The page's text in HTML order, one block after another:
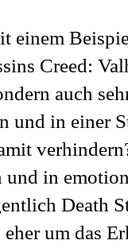
einem
Creed:
auch
und in einer
in
Death
um das